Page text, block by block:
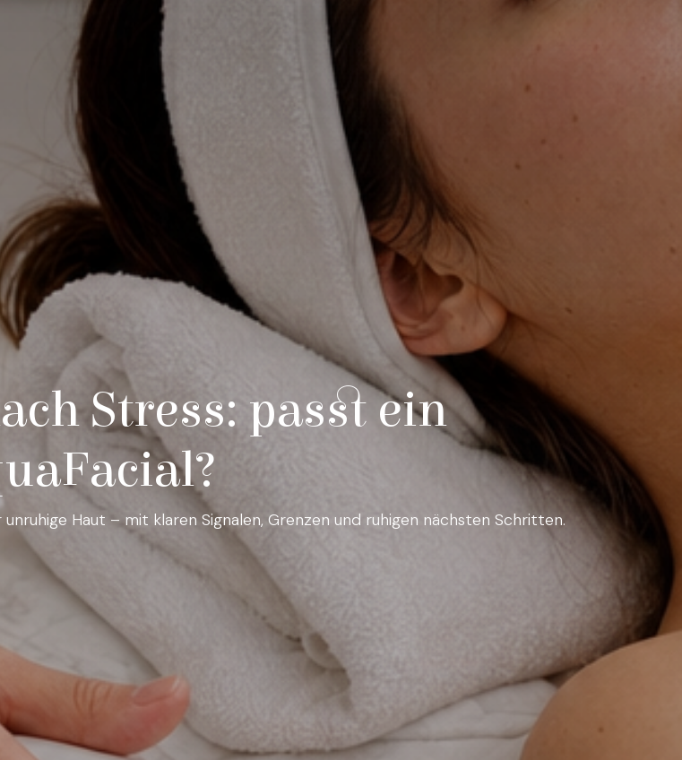
Stress: passt ein
Haut – mit klaren Signalen, Grenzen und ruhigen nächsten Schritten.